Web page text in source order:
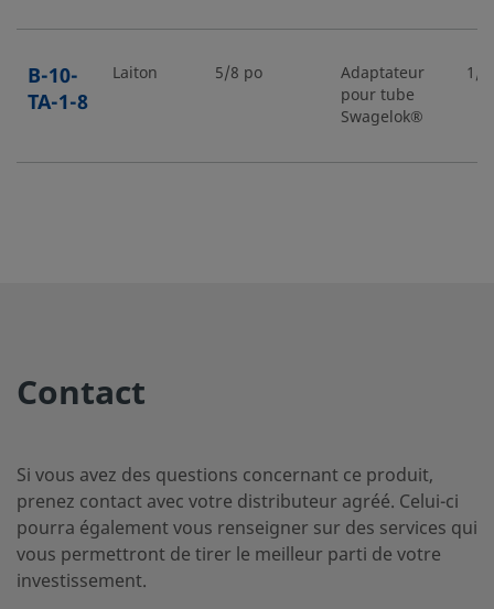
B-10-
TA-1-8
Laiton 5/8 po
Adaptateur
pour tube
Swagelok®
1/
TA-1-
12
B-400-
A-
4ANF
Laiton 1/4 po
Adaptateur
pour tube
Swagelok®
Contact
Si vous avez des questions concernant ce produit,
prenez contact avec votre distributeur agréé. Celui-ci
pourra également vous renseigner sur des services qui
vous permettront de tirer le meilleur parti de votre
investissement.